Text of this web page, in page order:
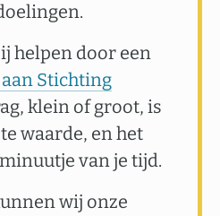
helpen door een
Stichting
klein of groot, is
waarde, en het
van je tijd.
wij onze